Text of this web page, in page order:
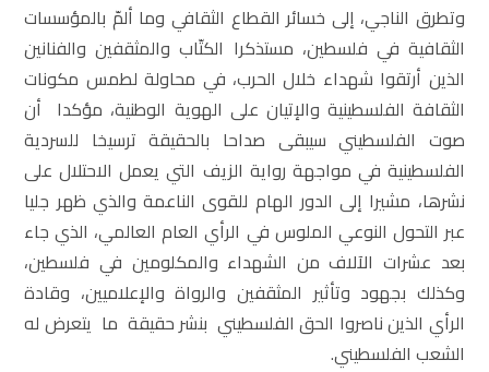
وتطرق الناجي، إلى خسائر القطاع الثقافي وما ألمّ بالمؤسسات
الثقافية في فلسطين، مستذكرا الكتّاب والمثقفين والفنانين
الذين أرتقوا شهداء خلال الحرب، في محاولة لطمس مكونات
الثقافة الفلسطينية والإتيان على الهوية الوطنية، مؤكدا أن
صوت الفلسطيني سيبقى صداحا بالحقيقة ترسيخا للسردية
الفلسطينية في مواجهة رواية الزيف التي يعمل الاحتلال على
نشرها، مشيرا إلى الدور الهام للقوى الناعمة والذي ظهر جليا
عبر التحول النوعي الملوس في الرأي العام العالمي، الذي جاء
بعد عشرات الآلاف من الشهداء والمكلومين في فلسطين،
وكذلك بجهود وتأثير المثقفين والرواة والإعلاميين، وقادة
الرأي الذين ناصروا الحق الفلسطيني بنشر حقيقة ما يتعرض له
الشعب الفلسطيني.